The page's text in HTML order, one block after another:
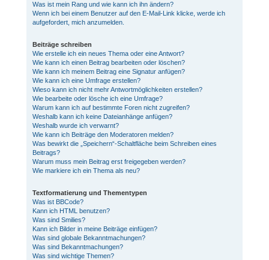
Was ist mein Rang und wie kann ich ihn ändern?
Wenn ich bei einem Benutzer auf den E-Mail-Link klicke, werde ich
aufgefordert, mich anzumelden.
Beiträge schreiben
Wie erstelle ich ein neues Thema oder eine Antwort?
Wie kann ich einen Beitrag bearbeiten oder löschen?
Wie kann ich meinem Beitrag eine Signatur anfügen?
Wie kann ich eine Umfrage erstellen?
Wieso kann ich nicht mehr Antwortmöglichkeiten erstellen?
Wie bearbeite oder lösche ich eine Umfrage?
Warum kann ich auf bestimmte Foren nicht zugreifen?
Weshalb kann ich keine Dateianhänge anfügen?
Weshalb wurde ich verwarnt?
Wie kann ich Beiträge den Moderatoren melden?
Was bewirkt die „Speichern“-Schaltfläche beim Schreiben eines
Beitrags?
Warum muss mein Beitrag erst freigegeben werden?
Wie markiere ich ein Thema als neu?
Textformatierung und Thementypen
Was ist BBCode?
Kann ich HTML benutzen?
Was sind Smilies?
Kann ich Bilder in meine Beiträge einfügen?
Was sind globale Bekanntmachungen?
Was sind Bekanntmachungen?
Was sind wichtige Themen?